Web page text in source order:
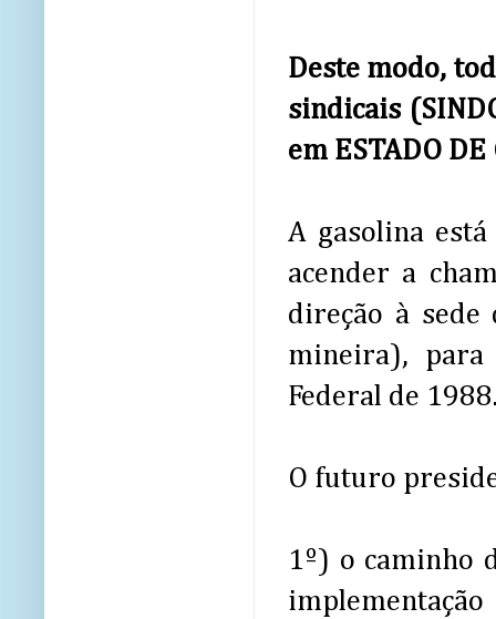
Deste modo,
sindicais
em ESTADO
A gasolina
acender a
direção à sede
mineira),
Federal de
O futuro
1º) o caminho